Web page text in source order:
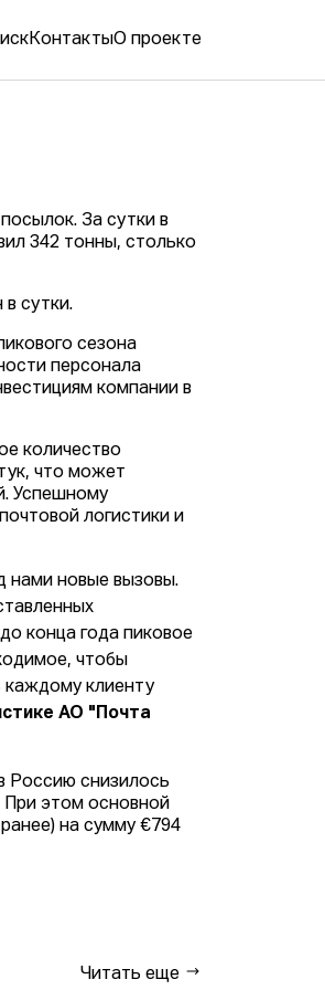
КонтактыО проекте
За сутки в
342 тонны, столько
сутки.
сезона
персонала
компании в
количество
что может
Успешному
логистики и
нами новые вызовы.
конца года пиковое
чтобы
каждому клиенту
АО "Почта
Россию снизилось
При этом основной
на сумму €794
Читать еще